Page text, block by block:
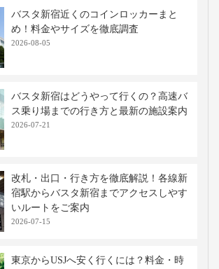
バスタ新宿近くのコインロッカーまと
め！料金やサイズを徹底調査
2026-08-05
バスタ新宿はどうやって行くの？高速バ
ス乗り場までの行き方と最新の施設案内
2026-07-21
改札・出口・行き方を徹底解説！各線新
宿駅からバスタ新宿までアクセスしやす
いルートをご案内
2026-07-15
東京からUSJへ安く行くには？料金・時